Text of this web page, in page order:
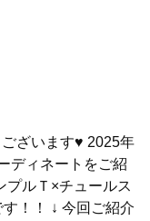
ざいます♥︎ 2025年
ディネートをご紹
プルＴ×チュールス
！！ ↓ 今回ご紹介